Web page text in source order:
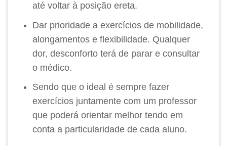
até voltar à posição ereta.
Dar prioridade a exercícios de mobilidade,
alongamentos e flexibilidade. Qualquer
dor, desconforto terá de parar e consultar
o médico.
Sendo que o ideal é sempre fazer
exercícios juntamente com um professor
que poderá orientar melhor tendo em
conta a particularidade de cada aluno.